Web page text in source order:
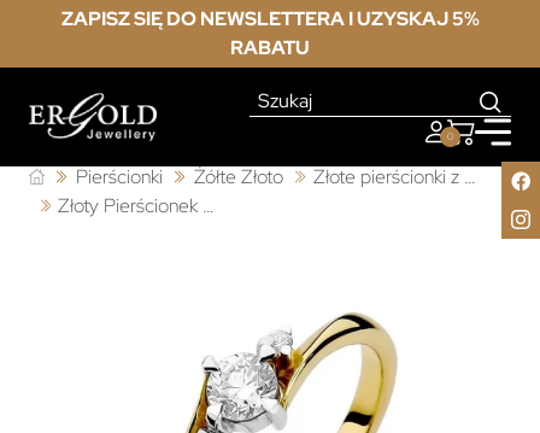
ZAPISZ SIĘ DO NEWSLETTERA I UZYSKAJ 5%
RABATU
0
Pierścionki Żółte Złoto
Złote pierścionki z brylantem
Złoty Pierścionek 585 z diamentem brylant 0,25ct